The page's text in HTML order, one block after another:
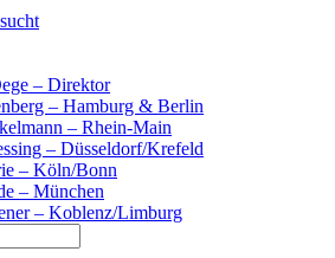
– Direktor
– Hamburg & Berlin
– Rhein-Main
– Düsseldorf/Krefeld
– Köln/Bonn
– München
– Koblenz/Limburg